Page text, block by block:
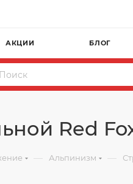
АКЦИИ БЛОГ
Red
— Альпинизм —